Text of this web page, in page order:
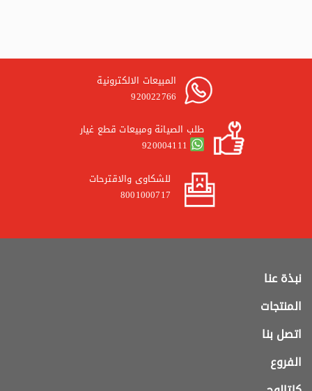
المبيعات الالكترونية
920022766
طلب الصيانة ومبيعات قطع غيار
920004111
للشكاوى والاقترحات
8001000717
نبذة عنا
المنتجات
اتصل بنا
الفروع